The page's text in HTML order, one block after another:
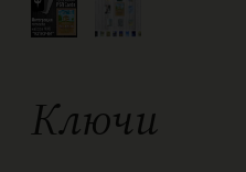
Ключи